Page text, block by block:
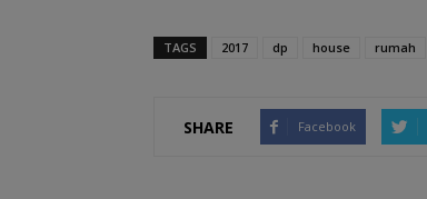
TAGS 2017 dp house rumah
SHARE Facebook